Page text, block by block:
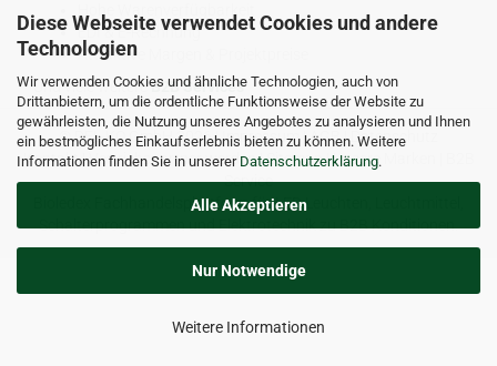
Diese Webseite verwendet Cookies und andere
Technologien
Wir verwenden Cookies und ähnliche Technologien, auch von
Drittanbietern, um die ordentliche Funktionsweise der Website zu
gewährleisten, die Nutzung unseres Angebotes zu analysieren und Ihnen
ein bestmögliches Einkaufserlebnis bieten zu können. Weitere
Informationen finden Sie in unserer Datenschutzerklärung.
Alle Akzeptieren
Nur Notwendige
Weitere Informationen
Hohe Warenverfügbarkeit
EDI & E-Rechnung
Attraktive Margen & Projektpreise
Und viele weitereB2B Services
© DEL-KO GmbH 2026 |Impressum|AGB| Datenschutz
Kontakt|Vertriebspartner werden|Sitemap|Unsere Marken
Service
Bioledex Fachhandelsplattform für LED Leuchten, Leuchtmittel,
Schalterprogrammen und Elektrotechnik zu B2B Konditionen.